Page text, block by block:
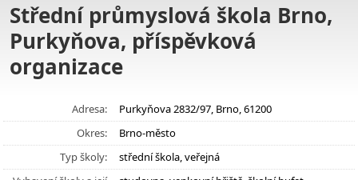
Střední průmyslová škola Brno,
Purkyňova, příspěvková
organizace
Adresa:
Purkyňova 2832/97, Brno, 61200
Okres:
Brno-město
Typ školy:
střední škola, veřejná